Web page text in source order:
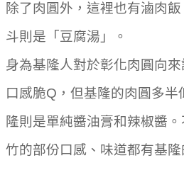
除了肉圓外，這裡也有滷肉
斗則是「豆腐湯」。
身為基隆人對於彰化肉圓向
口感脆Q，但基隆的肉圓多
隆則是單純醬油膏和辣椒醬
竹的部份口感、味道都有基